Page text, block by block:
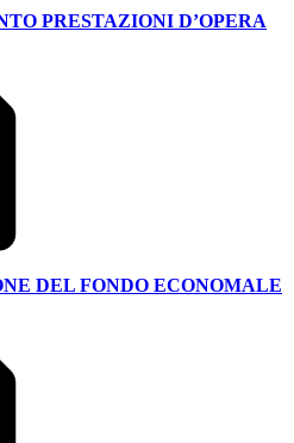
PRESTAZIONI D’OPERA
DEL FONDO ECONOMALE